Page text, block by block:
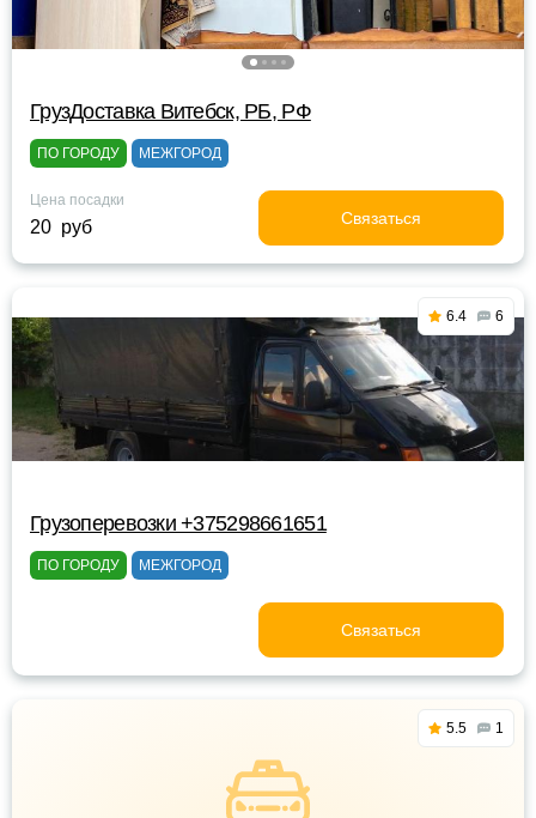
ГрузДоставка Витебск, РБ, РФ
ПО ГОРОДУ МЕЖГОРОД
Цена посадки
20 руб Связаться
6.4 6
Грузоперевозки +375298661651
ПО ГОРОДУ МЕЖГОРОД
Связаться
5.5 1